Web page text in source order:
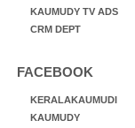
KAUMUDY TV ADS
CRM DEPT
FACEBOOK
KERALAKAUMUDI
KAUMUDY